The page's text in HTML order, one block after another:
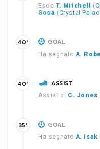
Esce T. Mitchell (
Sosa (Crystal
GOAL
Ha segnato A.
40'
ASSIST
Assist di C. Jones
40'
GOAL
Ha segnato A. Isak
35'